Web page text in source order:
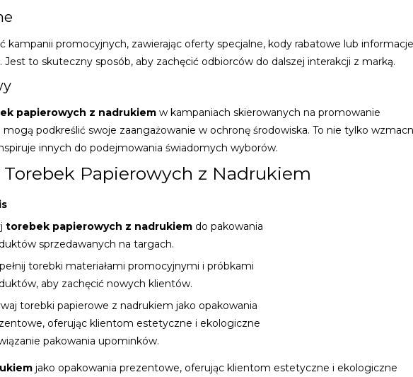
kampanii promocyjnych, zawierając oferty specjalne, kody rabatowe lub
to skuteczny sposób, aby zachęcić odbiorców do dalszej interakcji z marką.
papierowych z nadrukiem w kampaniach skierowanych na promowanie
podkreślić swoje zaangażowanie w ochronę środowiska. To nie tylko
innych do podejmowania świadomych wyborów.
Torebek Papierowych z Nadrukiem
torebek papierowych z nadrukiem do pakowania
sprzedawanych na targach.
torebki materiałami promocyjnymi i próbkami
aby zachęcić nowych klientów.
torebki papierowe z nadrukiem jako opakowania
oferując klientom estetyczne i ekologiczne
pakowania upominków.
jako opakowania prezentowe, oferując klientom estetyczne i ekologiczne